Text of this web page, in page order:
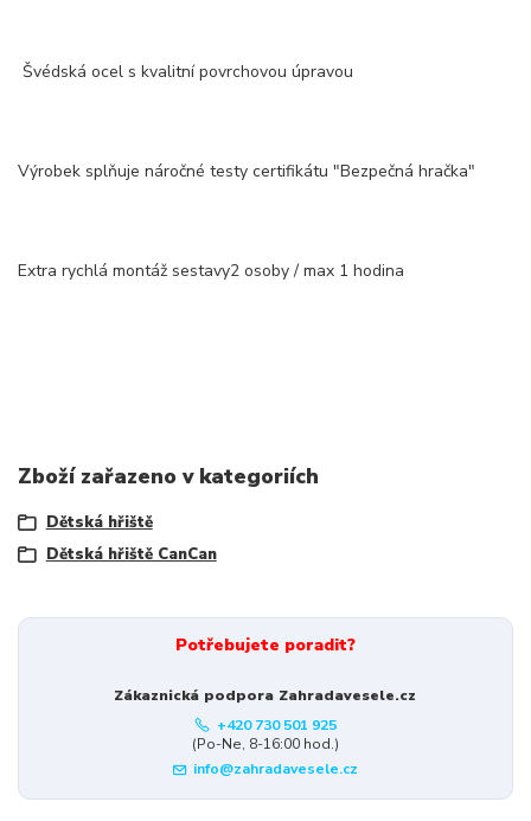
Švédská ocel s kvalitní povrchovou úpravou
Výrobek splňuje náročné testy certifikátu "Bezpečná hračka"
Extra rychlá montáž sestavy2 osoby / max 1 hodina
Zboží zařazeno v kategoriích
Dětská hřiště
Dětská hřiště CanCan
Potřebujete poradit?
Zákaznická podpora Zahradavesele.cz
+420 730 501 925
(Po-Ne, 8-16:00 hod.)
info@zahradavesele.cz